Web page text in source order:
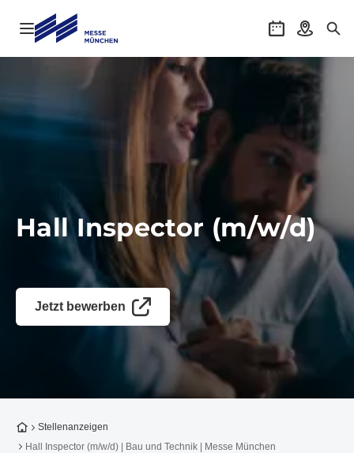
Navigation öffnen Anreise
Hall Inspector (m/w/d)
Jetzt bewerben
Zur Startseite
Stellenanzeigen
Hall Inspector (m/w/d) | Bau und Technik | Messe München